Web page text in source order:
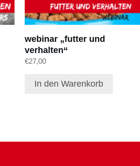
webinar „futter und
verhalten“
€27,00
In den Warenkorb